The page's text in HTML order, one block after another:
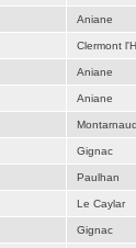
Aniane
Clermont
Aniane
Aniane
Montarnaud
Gignac
Paulhan
Le Caylar
Gignac